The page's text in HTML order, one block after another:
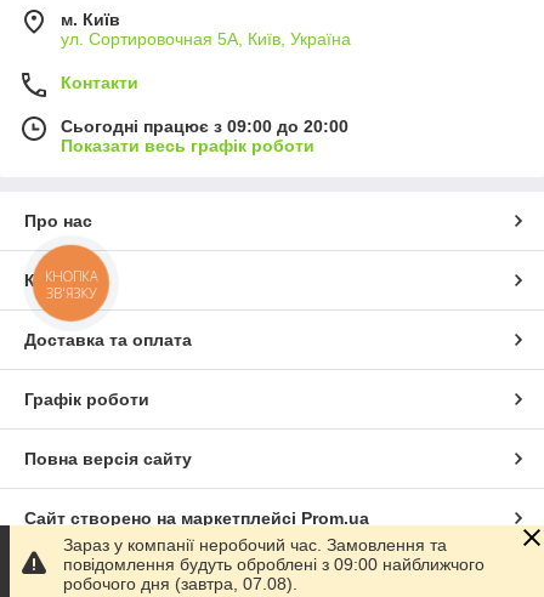
м. Київ
ул. Сортировочная 5А, Київ, Україна
Контакти
Сьогодні працює з 09:00 до 20:00
Показати весь графік роботи
Про нас
Контакти
Доставка та оплата
Графік роботи
Повна версія сайту
Сайт створено на маркетплейсі Prom.ua
Політика конфіденційності
Зараз у компанії неробочий час. Замовлення та
повідомлення будуть оброблені з 09:00 найближчого
робочого дня (завтра, 07.08).
КНОПКА
ЗВ'ЯЗКУ